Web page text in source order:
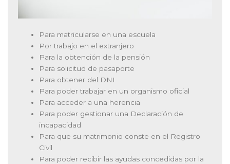
Para matricularse en una escuela
Por trabajo en el extranjero
Para la obtención de la pensión
Para solicitud de pasaporte
Para obtener del DNI
Para poder trabajar en un organismo oficial
Para acceder a una herencia
Para poder gestionar una Declaración de
incapacidad
Para que su matrimonio conste en el Registro
Civil
Para poder recibir las ayudas concedidas por la